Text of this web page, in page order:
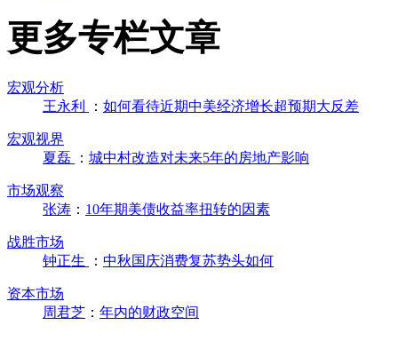
更多专栏文章
宏观分析
王永利
： 如何看待近期中美经济增长超预期大反差
宏观视界
夏磊
： 城中村改造对未来5年的房地产影响
市场观察
张涛 ： 10年期美债收益率扭转的因素
战胜市场
钟正生
： 中秋国庆消费复苏势头如何
资本市场
周君芝 ： 年内的财政空间